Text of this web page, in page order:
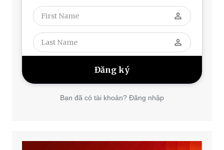
perm_identity
perm_identity
Bạn đã có tài khoản? Đăng nhập